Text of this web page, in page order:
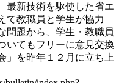
最新技術を駆使した省エ
て教職員と学生が協力
問題から、学生・教職員
いてもフリーに意見交換
」を昨年１２月に立ち上